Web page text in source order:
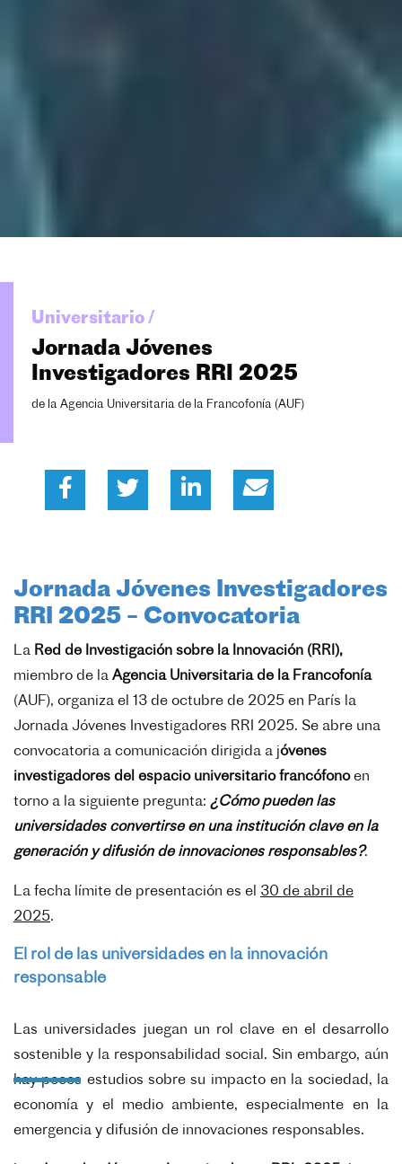
Universitario /
Jornada Jóvenes
Investigadores RRI 2025
de la Agencia Universitaria de la Francofonía (AUF)
Jornada Jóvenes Investigadores
RRI 2025 – Convocatoria
La Red de Investigación sobre la Innovación (RRI),
miembro de la Agencia Universitaria de la Francofonía
(AUF), organiza el 13 de octubre de 2025 en París la
Jornada Jóvenes Investigadores RRI 2025. Se abre una
convocatoria a comunicación dirigida a jóvenes
investigadores del espacio universitario francófonoen
torno a la siguiente pregunta: ¿Cómo pueden las
universidades convertirse en una institución clave en la
generación y difusión de innovaciones responsables?.
La fecha límite de presentación es el 30 de abril de
2025.
El rol de las universidades en la innovación
responsable
Las universidades juegan un rol clave en el desarrollo
sostenible y la responsabilidad social. Sin embargo, aún
hay pocos estudios sobre su impacto en la sociedad, la
economía y el medio ambiente, especialmente en la
emergencia y difusión de innovaciones responsables.